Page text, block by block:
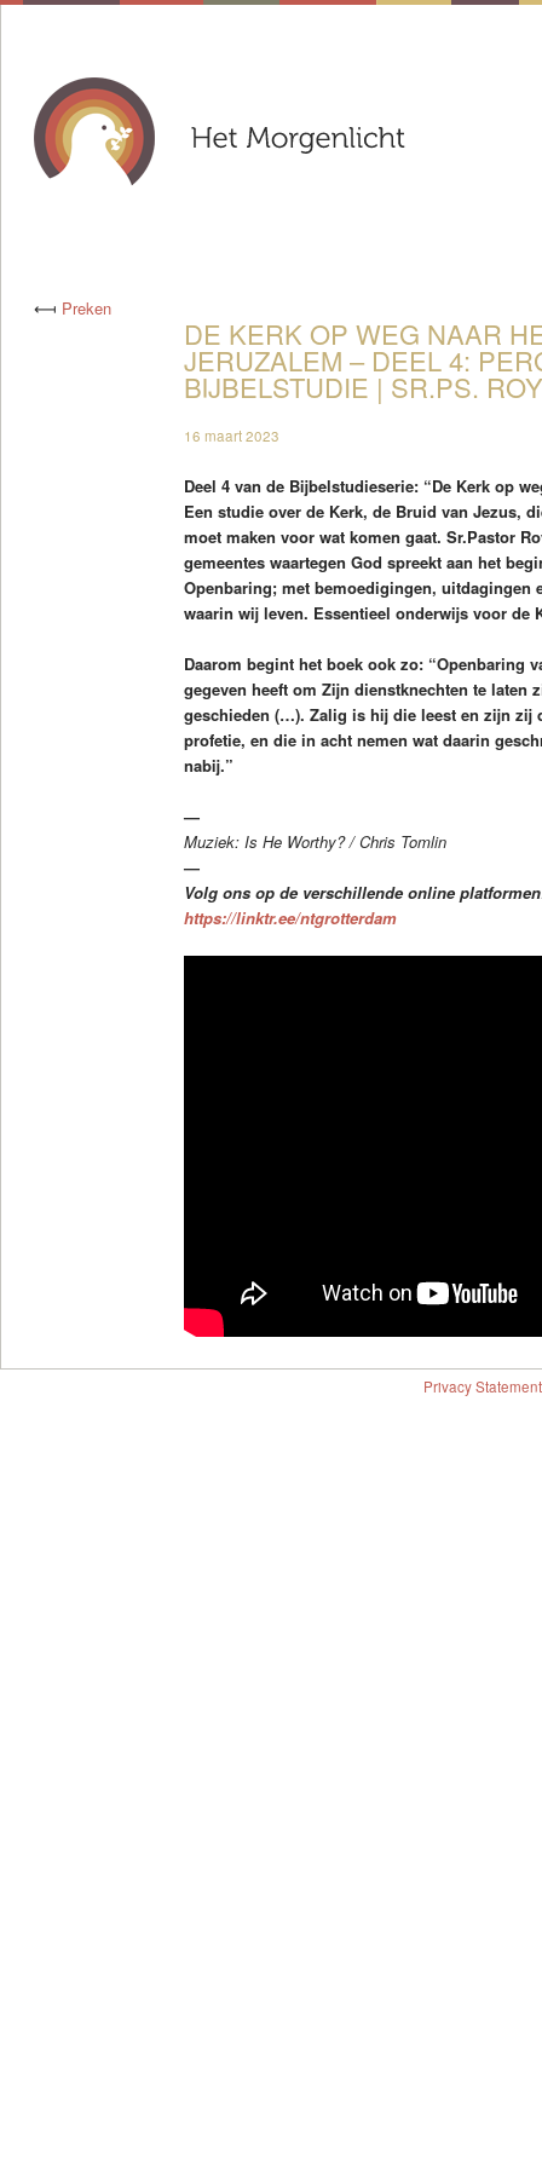
⟻ Preken
DE KERK OP WEG NAAR
JERUZALEM – DEEL 4:
BIJBELSTUDIE | SR.PS.
16 maart 2023
Deel 4 van de Bijbelstudieserie: “De Kerk op
Een studie over de Kerk, de Bruid van Jezus,
moet maken voor wat komen gaat. Sr.Pastor
gemeentes waartegen God spreekt aan het
Openbaring; met bemoedigingen, uitdagingen
waarin wij leven. Essentieel onderwijs voor de
Daarom begint het boek ook zo: “Openbaring
gegeven heeft om Zijn dienstknechten te laten
geschieden (…). Zalig is hij die leest en zijn zij
profetie, en die in acht nemen wat daarin
nabij.”
—
Muziek: Is He Worthy? / Chris Tomlin
—
Volg ons op de verschillende online
https://linktr.ee/ntgrotterdam
Privacy Statement